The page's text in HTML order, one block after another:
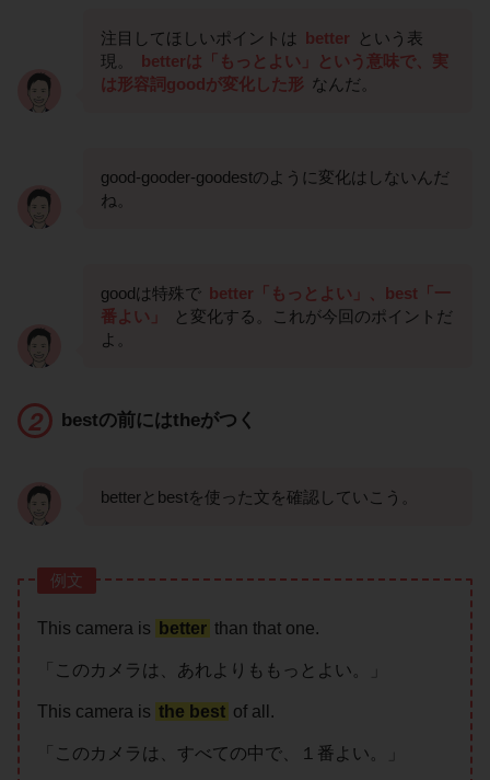
注目してほしいポイントは better
という表
現。
betterは「もっとよい」という意味で、実
は形容詞goodが変化した形 なんだ。
good-gooder-goodestのように変化はしないんだ
ね。
goodは特殊で better「もっとよい」、best「一
番よい」
と変化する。これが今回のポイントだ
よ。
bestの前にはtheがつく
betterとbestを使った文を確認していこう。
例文
This camera is better than that one.
「このカメラは、あれよりももっとよい。」
This camera is the best of all.
「このカメラは、すべての中で、１番よい。」